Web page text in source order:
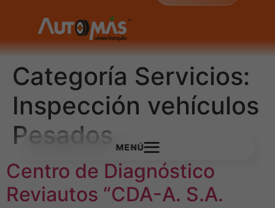
Categoría Servicios:
Inspección vehículos
Pesados
Centro de Diagnóstico
Reviautos “CDA-A. S.A.
MENÚ